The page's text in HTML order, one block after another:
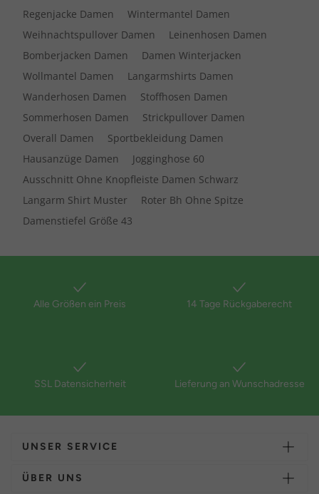
Regenjacke Damen
Wintermantel Damen
Weihnachtspullover Damen
Leinenhosen Damen
Bomberjacken Damen
Damen Winterjacken
Wollmantel Damen
Langarmshirts Damen
Wanderhosen Damen
Stoffhosen Damen
Sommerhosen Damen
Strickpullover Damen
Overall Damen
Sportbekleidung Damen
Hausanzüge Damen
Jogginghose 60
Ausschnitt Ohne Knopfleiste Damen Schwarz
Langarm Shirt Muster
Roter Bh Ohne Spitze
Damenstiefel Größe 43
Alle Größen ein Preis 14 Tage Rückgaberecht
SSL Datensicherheit Lieferung an Wunschadresse
UNSER SERVICE
ÜBER UNS